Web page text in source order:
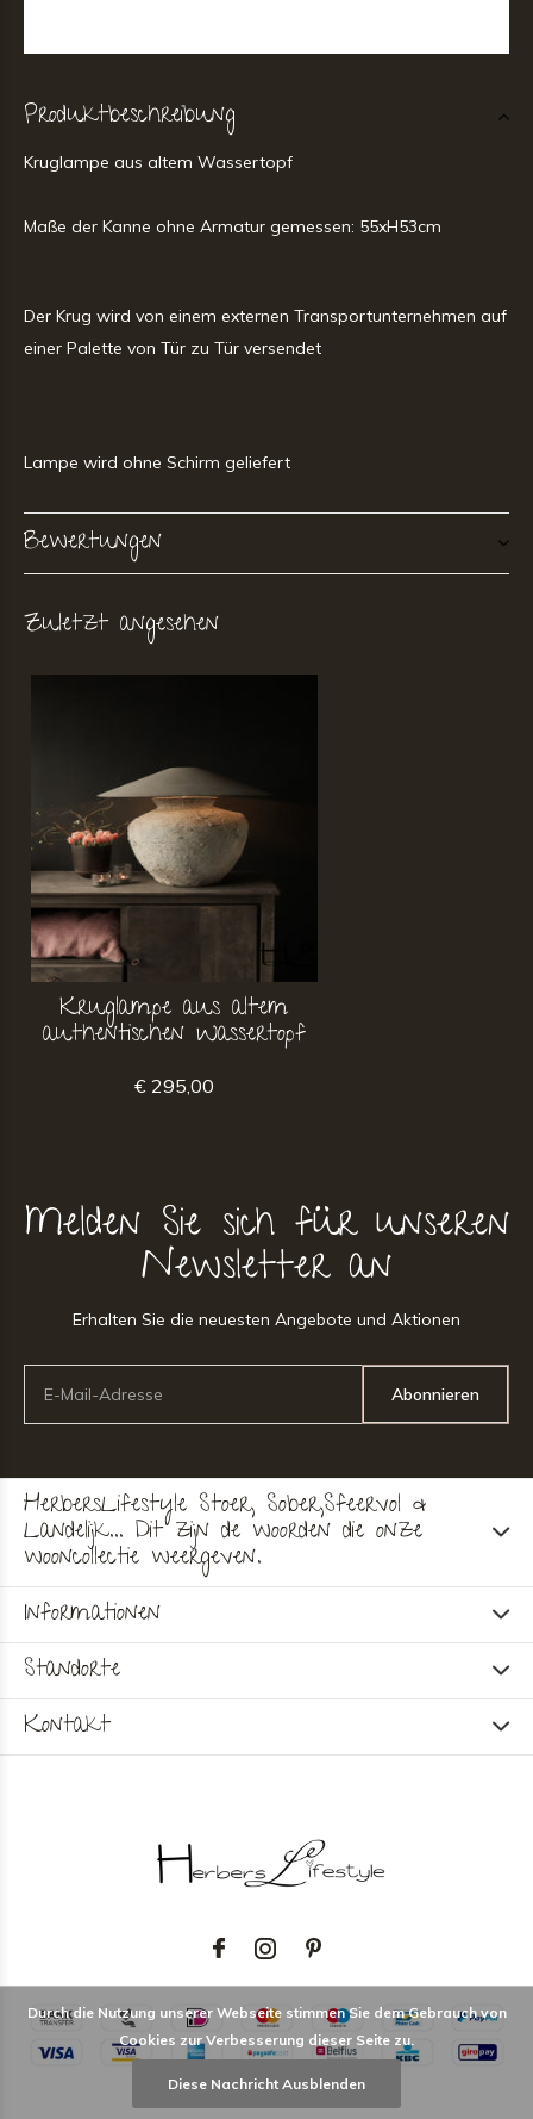
Produktbeschreibung
Kruglampe aus altem Wassertopf
Maße der Kanne ohne Armatur gemessen: 55xH53cm
Der Krug wird von einem externen Transportunternehmen auf
einer Palette von Tür zu Tür versendet
Lampe wird ohne Schirm geliefert
Bewertungen
Zuletzt angesehen
Kruglampe aus altem
authentischen Wassertopf
€ 295,00
Melden Sie sich für unseren
Newsletter an
Erhalten Sie die neuesten Angebote und Aktionen
Abonnieren
HerbersLifestyle Stoer, Sober,Sfeervol &
Landelijk... Dit zijn de woorden die onze
wooncollectie weergeven.
Informationen
Standorte
Kontakt
Durch die Nutzung unserer Webseite stimmen Sie dem Gebrauch von
Cookies zur Verbesserung dieser Seite zu.
Diese Nachricht Ausblenden